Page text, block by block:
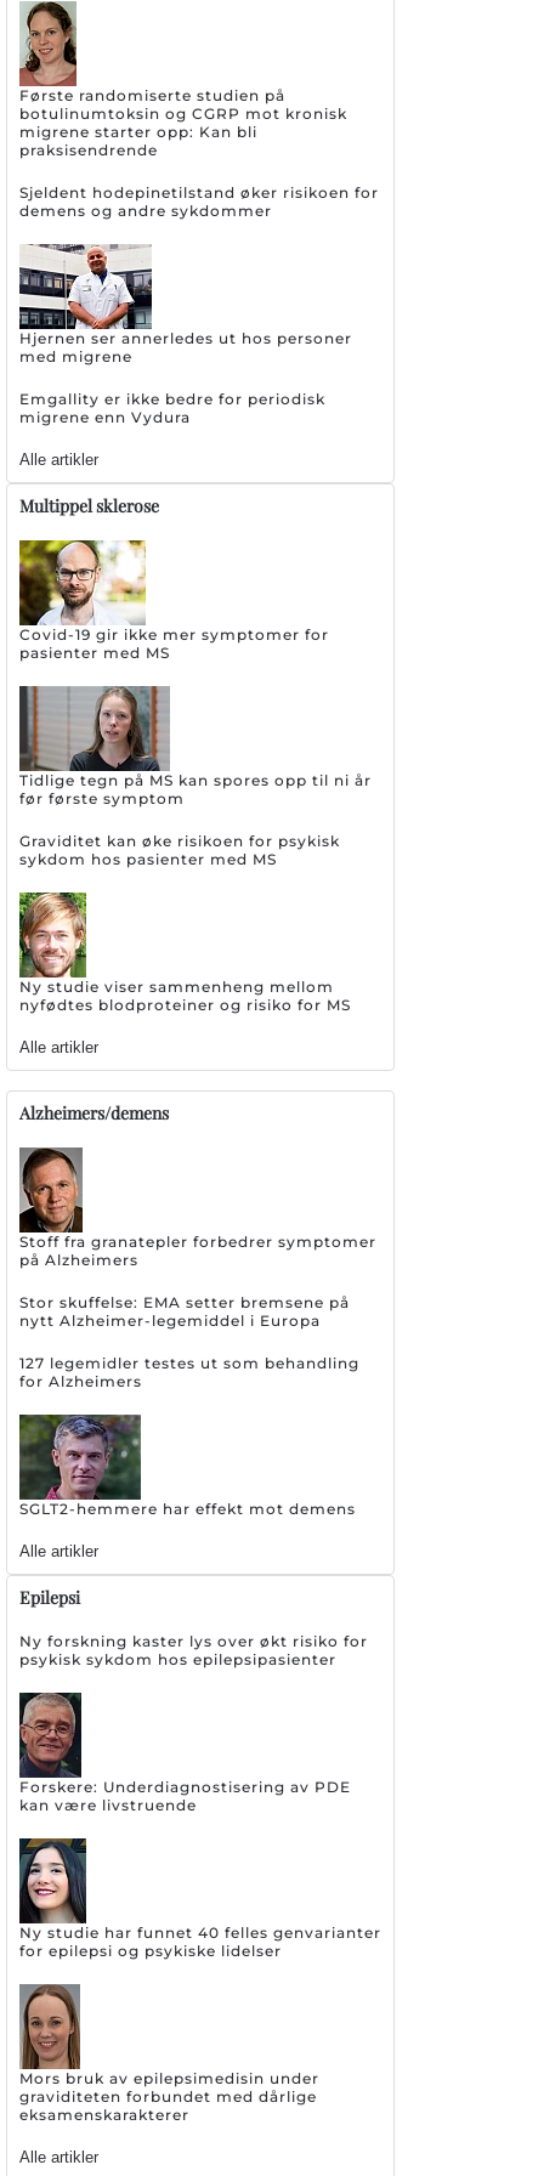
Første randomiserte studien på
botulinumtoksin og CGRP mot kronisk
migrene starter opp: Kan bli
praksisendrende
Sjeldent hodepinetilstand øker risikoen for
demens og andre sykdommer
Hjernen ser annerledes ut hos personer
med migrene
Emgallity er ikke bedre for periodisk
migrene enn Vydura
Alle artikler
Multippel sklerose
Covid-19 gir ikke mer symptomer for
pasienter med MS
Tidlige tegn på MS kan spores opp til ni år
før første symptom
Graviditet kan øke risikoen for psykisk
sykdom hos pasienter med MS
Ny studie viser sammenheng mellom
nyfødtes blodproteiner og risiko for MS
Alle artikler
Alzheimers/demens
Stoff fra granatepler forbedrer symptomer
på Alzheimers
Stor skuffelse: EMA setter bremsene på
nytt Alzheimer-legemiddel i Europa
127 legemidler testes ut som behandling
for Alzheimers
SGLT2-hemmere har effekt mot demens
Alle artikler
Epilepsi
Ny forskning kaster lys over økt risiko for
psykisk sykdom hos epilepsipasienter
Forskere: Underdiagnostisering av PDE
kan være livstruende
Ny studie har funnet 40 felles genvarianter
for epilepsi og psykiske lidelser
Mors bruk av epilepsimedisin under
graviditeten forbundet med dårlige
eksamenskarakterer
Alle artikler